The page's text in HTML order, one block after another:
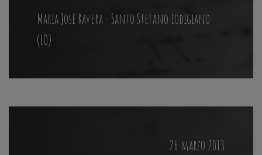
Maria Josè Ravera - Santo Stefano Lodigiano
(LO)
26 marzo 2013